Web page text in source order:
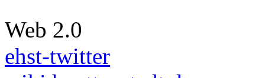
Web 2.0
ehst-twitter